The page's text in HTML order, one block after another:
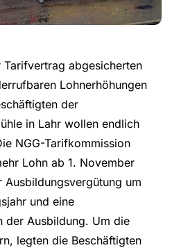
abgesicherten
Lohnerhöhungen
der
in Lahr wollen endlich
NGG-Tarifkommission
Lohn ab 1. November
um
und eine
der Ausbildung. Um die
legten die Beschäftigten